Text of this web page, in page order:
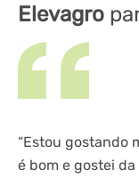
Elevagro
“Estou gostando
é bom e gostei